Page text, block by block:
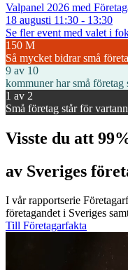
Valpanel 2026 med
18 augusti 11:30 - 13:30
Se fler event med valet i
150 M
Så mycket bidrar små
9 av 10
kommuner har små företag
1 av 2
Små företag står för
Visste du att
av Sveriges
I vår rapportserie
företagandet i Sveriges
Till Företagarfakta